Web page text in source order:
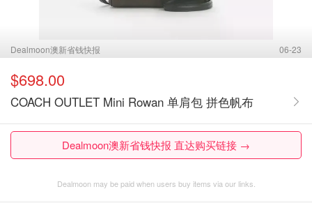
Dealmoon澳新省钱快报 06-23
$698.00
COACH OUTLET Mini Rowan 单肩包 拼色帆布
Dealmoon澳新省钱快报 直达购买链接 →
Dealmoon may be paid when users buy items via our links.